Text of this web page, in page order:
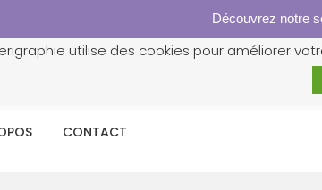
Découvrez notre
CONTACT
utilise des cookies pour améliorer